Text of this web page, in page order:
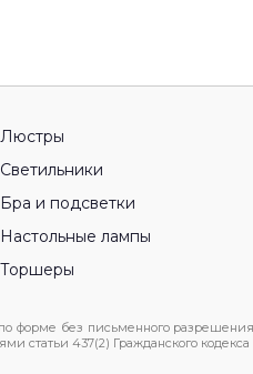
Люстры
Светильники
Бра и подсветки
Настольные лампы
Торшеры
форме без письменного
статьи 437(2) Гражданского